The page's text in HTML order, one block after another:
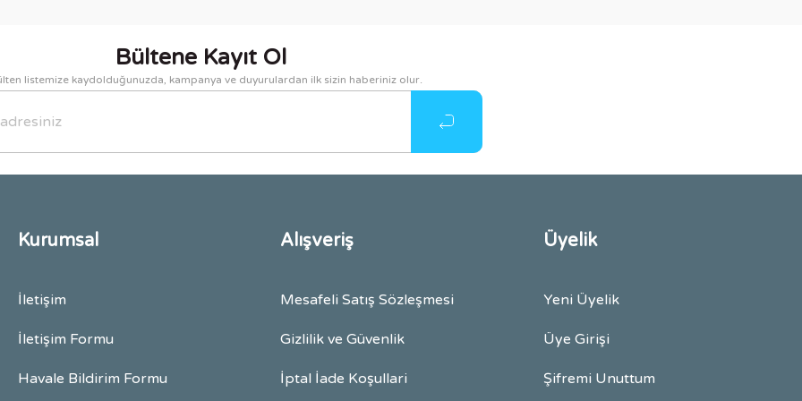
Bültene Kayıt Ol
listemize kaydolduğunuzda, kampanya ve duyurulardan ilk sizin haberiniz olur.
Kurumsal
İletişim
İletişim Formu
Havale Bildirim Formu
Alışveriş
Mesafeli Satış Sözleşmesi
Gizlilik ve Güvenlik
İptal İade Koşullari
Üyelik
Yeni Üyelik
Üye Girişi
Şifremi Unuttum